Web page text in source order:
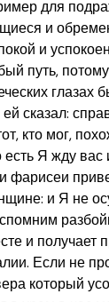
для
и
и
путь,
сказал:
кто мог,
Я жду
фарисеи
и Я не
и
Если не
который